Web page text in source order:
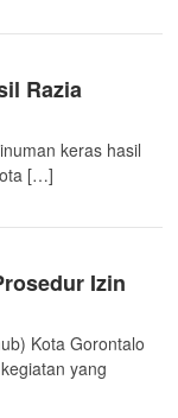
Razia
keras hasil
[…]
Izin
Kota Gorontalo
yang